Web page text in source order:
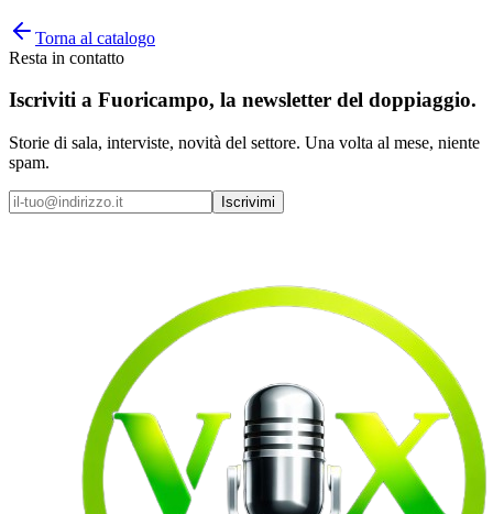
Torna al catalogo
Resta in contatto
Iscriviti a Fuoricampo, la newsletter del doppiaggio.
Storie di sala, interviste, novità del settore. Una volta al mese, niente
spam.
Iscrivimi